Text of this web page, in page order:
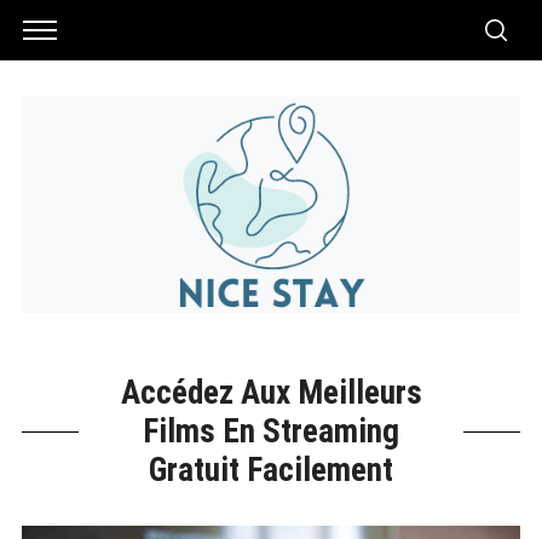
Accédez Aux Meilleurs
Films En Streaming
Gratuit Facilement